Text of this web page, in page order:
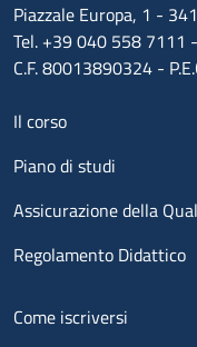
Piazzale Europa, 1 -
Tel. +39 040 558 7111
C.F. 80013890324 -
Menu footer 1
Il corso
Piano di studi
Assicurazione della
Regolamento Didattico
Menu footer 2
Come iscriversi